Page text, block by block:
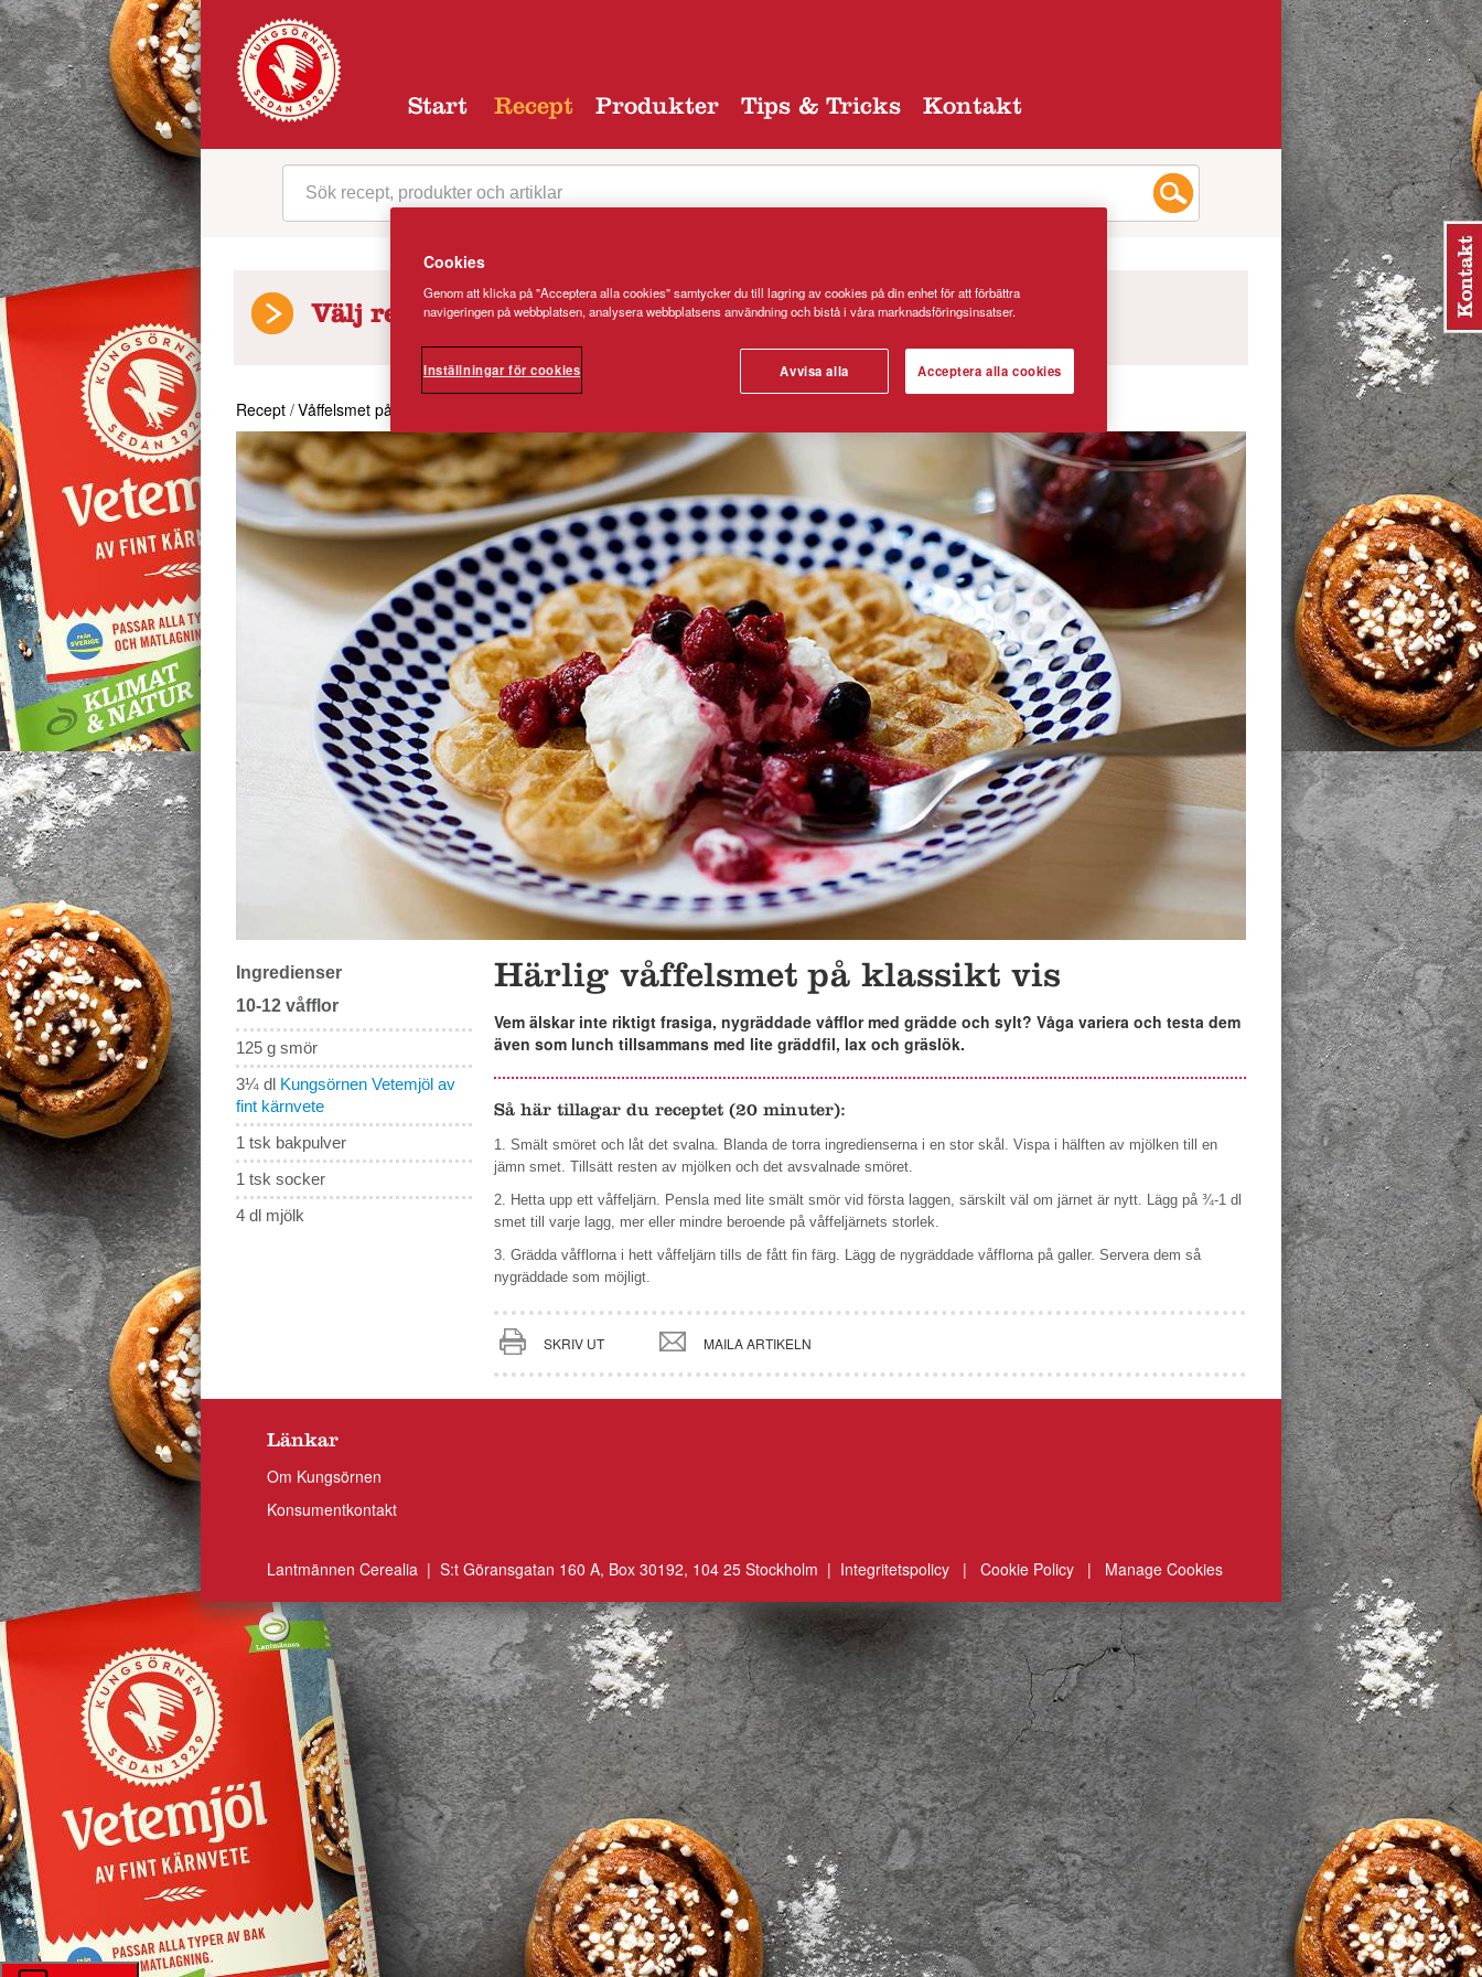
Start Recept Produkter Tips & Tricks Kontakt
Välj receptkategori
Recept /Våffelsmet på klassikt vis
Ingredienser
10-12 våfflor
125 g smör
3¼ dl Kungsörnen Vetemjöl av
fint kärnvete
1 tsk bakpulver
1 tsk socker
4 dl mjölk
Härlig våffelsmet på klassikt vis
Vem älskar inte riktigt frasiga, nygräddade våfflor med grädde och sylt? Våga variera och testa dem
även som lunch tillsammans med lite gräddfil, lax och gräslök.
Så här tillagar du receptet (20 minuter):
1. Smält smöret och låt det svalna. Blanda de torra ingredienserna i en stor skål. Vispa i hälften av mjölken till en
jämn smet. Tillsätt resten av mjölken och det avsvalnade smöret.
2. Hetta upp ett våffeljärn. Pensla med lite smält smör vid första laggen, särskilt väl om järnet är nytt. Lägg på ¾-1 dl
smet till varje lagg, mer eller mindre beroende på våffeljärnets storlek.
3. Grädda våfflorna i hett våffeljärn tills de fått fin färg. Lägg de nygräddade våfflorna på galler. Servera dem så
nygräddade som möjligt.
SKRIV UT MAILA ARTIKELN
Länkar
Om Kungsörnen
Konsumentkontakt
Lantmännen Cerealia | S:t Göransgatan 160 A, Box 30192, 104 25 Stockholm | Integritetspolicy | Cookie Policy| Manage Cookies
Cookies
Genom att klicka på "Acceptera alla cookies" samtycker du till lagring av cookies på din enhet för att förbättra
navigeringen på webbplatsen, analysera webbplatsens användning och bistå i våra marknadsföringsinsatser.
Inställningar för cookies Avvisa alla Acceptera alla cookies